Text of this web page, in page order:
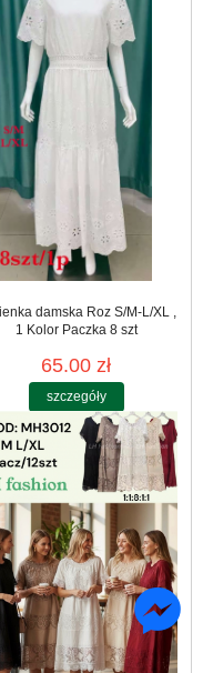
damska Roz S/M-L/XL ,
1 Kolor Paczka 8 szt
65.00 zł
szczegóły